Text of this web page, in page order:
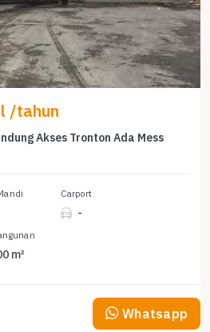
/tahun
Akses Tronton Ada Mess
Carport
-
m²
Whatsapp